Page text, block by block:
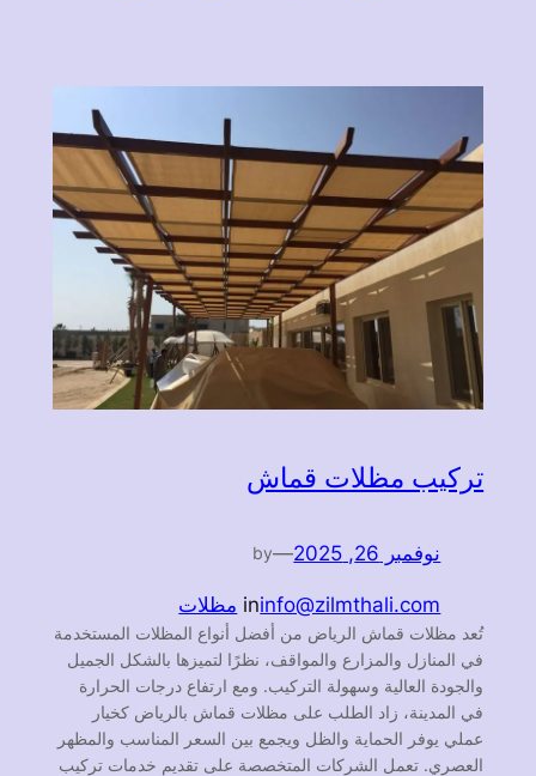
تركيب مظلات قماش
نوفمبر 26, 2025 —
by
info@zilmthali.com
in مظلات
تُعد مظلات قماش الرياض من أفضل أنواع المظلات المستخدمة
في المنازل والمزارع والمواقف، نظرًا لتميزها بالشكل الجميل
والجودة العالية وسهولة التركيب. ومع ارتفاع درجات الحرارة
في المدينة، زاد الطلب على مظلات قماش بالرياض كخيار
عملي يوفر الحماية والظل ويجمع بين السعر المناسب والمظهر
العصري. تعمل الشركات المتخصصة على تقديم خدمات تركيب